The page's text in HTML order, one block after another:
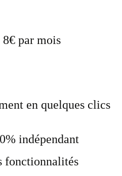
par mois
en quelques clics
indépendant
fonctionnalités